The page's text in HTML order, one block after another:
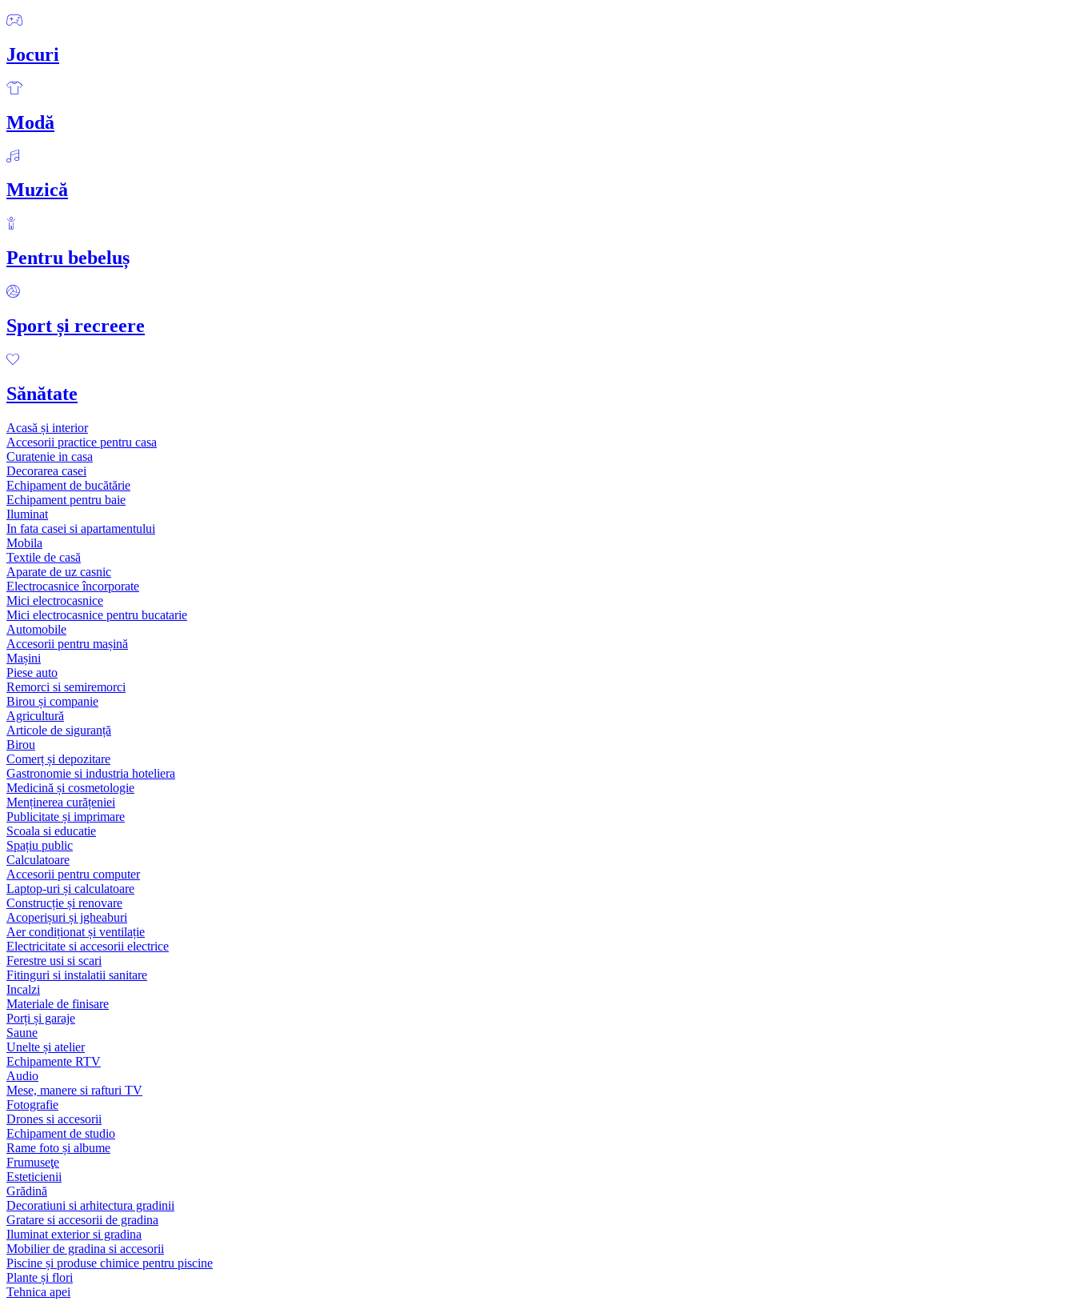
Jocuri
Modă
Muzică
Pentru bebeluș
Sport și recreere
Sănătate
Acasă și interior
Accesorii practice pentru casa
Curatenie in casa
Decorarea casei
Echipament de bucătărie
Echipament pentru baie
Iluminat
In fata casei si apartamentului
Mobila
Textile de casă
Aparate de uz casnic
Electrocasnice încorporate
Mici electrocasnice
Mici electrocasnice pentru bucatarie
Automobile
Accesorii pentru mașină
Mașini
Piese auto
Remorci si semiremorci
Birou și companie
Agricultură
Articole de siguranță
Birou
Comerț și depozitare
Gastronomie si industria hoteliera
Medicină și cosmetologie
Menținerea curățeniei
Publicitate și imprimare
Scoala si educatie
Spațiu public
Calculatoare
Accesorii pentru computer
Laptop-uri și calculatoare
Construcție și renovare
Acoperișuri și jgheaburi
Aer condiționat și ventilație
Electricitate si accesorii electrice
Ferestre usi si scari
Fitinguri si instalatii sanitare
Incalzi
Materiale de finisare
Porți și garaje
Saune
Unelte și atelier
Echipamente RTV
Audio
Mese, manere si rafturi TV
Fotografie
Drones si accesorii
Echipament de studio
Rame foto și albume
Frumuseţe
Esteticienii
Grădină
Decoratiuni si arhitectura gradinii
Gratare si accesorii de gradina
Iluminat exterior si gradina
Mobilier de gradina si accesorii
Piscine și produse chimice pentru piscine
Plante și flori
Tehnica apei